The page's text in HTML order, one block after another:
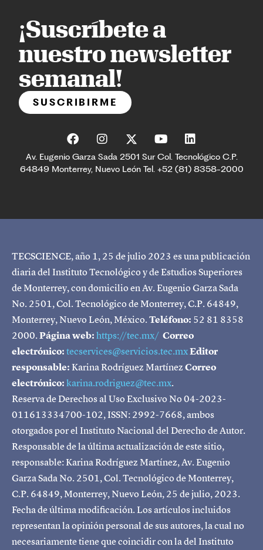
¡Suscríbete a
nuestro newsletter
semanal!
SUSCRIBIRME
Av. Eugenio Garza Sada 2501 Sur Col. Tecnológico C.P.
64849 Monterrey, Nuevo León Tel. +52 (81) 8358-2000
TECSCIENCE, año 1, 25 de julio 2023 es una publicación
diaria del Instituto Tecnológico y de Estudios Superiores
de Monterrey, con domicilio en Av. Eugenio Garza Sada
No. 2501, Col. Tecnológico de Monterrey, C.P. 64849,
Monterrey, Nuevo León, México.Teléfono: 52 81 8358
2000.Página web:https://tec.mx/ Correo
electrónico:tecservices@servicios.tec.mxEditor
responsable:Karina Rodríguez MartínezCorreo
electrónico:karina.rodriguez@tec.mx.
Reserva de Derechos al Uso Exclusivo No 04-2023-
011613334700-102, ISSN: 2992-7668, ambos
otorgados por el Instituto Nacional del Derecho de Autor.
Responsable de la última actualización de este sitio,
responsable: Karina Rodríguez Martínez, Av. Eugenio
Garza Sada No. 2501, Col. Tecnológico de Monterrey,
C.P. 64849, Monterrey, Nuevo León, 25 de julio, 2023.
Fecha de última modificación. Los artículos incluidos
representan la opinión personal de sus autores, la cual no
necesariamente tiene que coincidir con la del Instituto